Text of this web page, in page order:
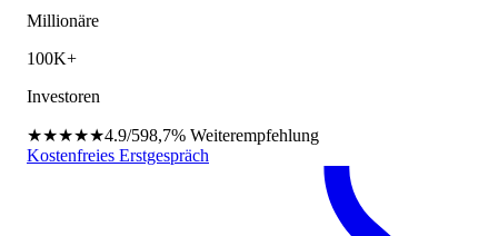
Millionäre
100K+
Investoren
★★★★★4.9/598,7% Weiterempfehlung
Kostenfreies Erstgespräch